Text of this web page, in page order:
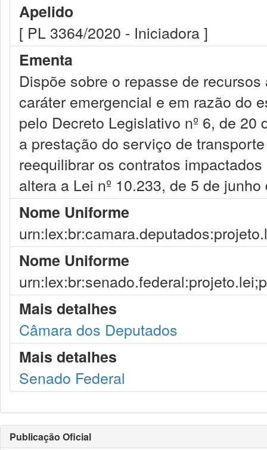
Apelido
[ PL 3364/2020 - Iniciadora ]
Ementa
Dispõe sobre o repasse de
caráter emergencial e em razão do
pelo Decreto Legislativo nº 6, de
a prestação do serviço de
reequilibrar os contratos
altera a Lei nº 10.233, de 5 de
Nome Uniforme
Nome Uniforme
Mais detalhes
Câmara dos Deputados
Mais detalhes
Senado Federal
Publicação Oficial